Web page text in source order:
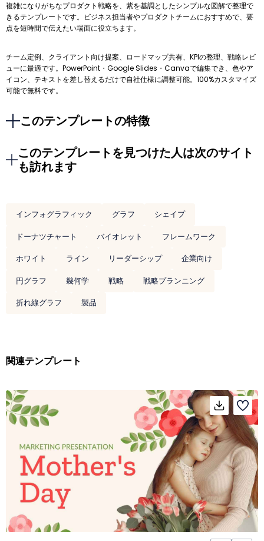
複雑になりがちなプロダクト戦略を、紫を基調としたシンプルな図解で整理で
きるテンプレートです。ビジネス担当者やプロダクトチームにおすすめで、要
点を短時間で伝えたい場面に役立ちます。
チーム定例、クライアント向け提案、ロードマップ共有、KPIの整理、戦略レビ
ューに最適です。PowerPoint・Google Slides・Canvaで編集でき、色やア
イコン、テキストを差し替えるだけで自社仕様に調整可能。100%カスタマイズ
可能で無料です。
このテンプレートの特徴
このテンプレートを見つけた人は次のサイト
も訪れます
インフォグラフィック グラフ
シェイプ
ドーナツチャート
バイオレット
フレームワーク
ホワイト
ライン リーダーシップ
企業向け
円グラフ
幾何学 戦略
戦略プランニング
折れ線グラフ
製品
関連テンプレート